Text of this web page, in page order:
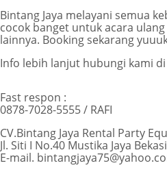
Bintang Jaya melayani semua
cocok banget untuk acara
lainnya. Booking sekarang
Info lebih lanjut hubungi kami di
Fast respon :
0878-7028-5555 / RAFI
CV.Bintang Jaya Rental Party
Jl. Siti I No.40 Mustika Jaya Bekasi
E-mail.